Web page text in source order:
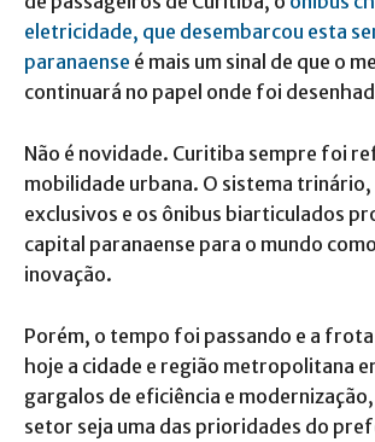
eletricidade, que desembarcou esta
paranaense é mais um sinal de que o
continuará no papel onde foi
Não é novidade. Curitiba sempre foi
mobilidade urbana. O sistema
exclusivos e os ônibus biarticulados
capital paranaense para o mundo
inovação.
Porém, o tempo foi passando e a frota
hoje a cidade e região metropolitana
gargalos de eficiência e
setor seja uma das prioridades do